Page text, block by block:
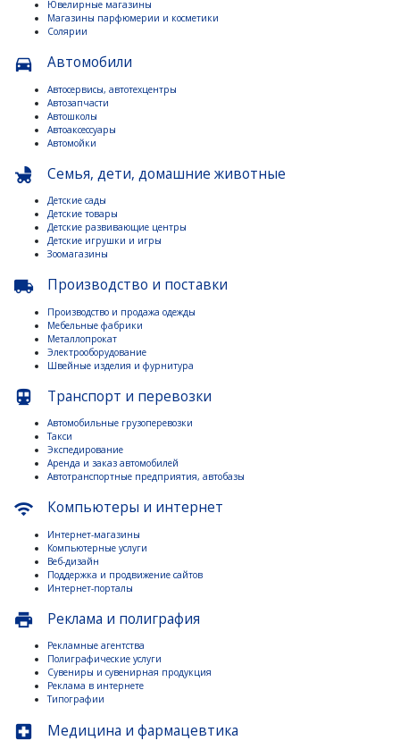
Ювелирные магазины
Магазины парфюмерии и косметики
Солярии
directions_car Автомобили
Автосервисы, автотехцентры
Автозапчасти
Автошколы
Автоаксессуары
Автомойки
child_friendly Семья, дети, домашние животные
Детские сады
Детские товары
Детские развивающие центры
Детские игрушки и игры
Зоомагазины
local_shipping Производство и поставки
Производство и продажа одежды
Мебельные фабрики
Металлопрокат
Электрооборудование
Швейные изделия и фурнитура
directions_subway Транспорт и перевозки
Автомобильные грузоперевозки
Такси
Экспедирование
Аренда и заказ автомобилей
Автотранспортные предприятия, автобазы
wifi Компьютеры и интернет
Интернет-магазины
Компьютерные услуги
Веб-дизайн
Поддержка и продвижение сайтов
Интернет-порталы
print Реклама и полиграфия
Рекламные агентства
Полиграфические услуги
Сувениры и сувенирная продукция
Реклама в интернете
Типографии
local_hospital Медицина и фармацевтика